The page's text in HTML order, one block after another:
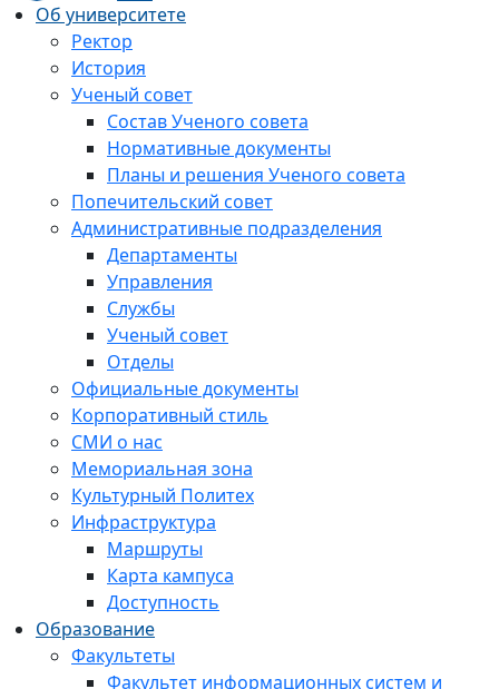
Об университете
Ректор
История
Ученый совет
Состав Ученого совета
Нормативные документы
Планы и решения Ученого совета
Попечительский совет
Административные подразделения
Департаменты
Управления
Службы
Ученый совет
Отделы
Официальные документы
Корпоративный стиль
СМИ о нас
Мемориальная зона
Культурный Политех
Инфраструктура
Маршруты
Карта кампуса
Доступность
Образование
Факультеты
Факультет информационных систем и